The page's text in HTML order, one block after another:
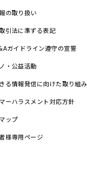
の取り扱い
引法に準ずる表記
ガイドライン遵守の宣誓
・公益活動
る情報発信に向けた取り組み
ーハラスメント対応方針
ップ
様専用ページ